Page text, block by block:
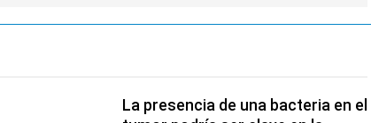
La presencia de una bacteria en el